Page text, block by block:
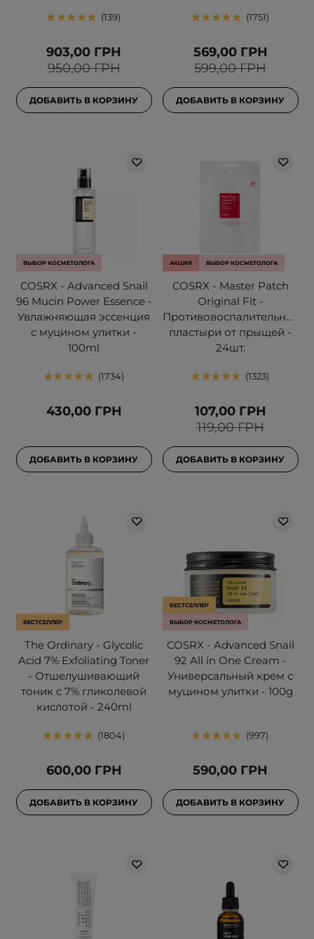
139
950,00 ГРН
903,00 ГРН
ДОБАВИТЬ В КОРЗИНУ
1751
599,00 ГРН
569,00 ГРН
ДОБАВИТЬ В КОРЗИНУ
ВЫБОР КОСМЕТОЛОГА
COSRX - Advanced Snail
96 Mucin Power Essence -
Увлажняющая эссенция
с муцином улитки -
100ml
1734
430,00 ГРН
ДОБАВИТЬ В КОРЗИНУ
АКЦИЯ ВЫБОР КОСМЕТОЛОГА
COSRX - Master Patch
Original Fit -
Противовоспалительные
пластыри от прыщей -
24шт.
1323
119,00 ГРН
107,00 ГРН
ДОБАВИТЬ В КОРЗИНУ
БЕСТСЕЛЛЕР
The Ordinary - Glycolic
Acid 7% Exfoliating Toner
- Отшелушивающий
тоник с 7% гликолевой
кислотой - 240ml
1804
600,00 ГРН
ДОБАВИТЬ В КОРЗИНУ
БЕСТСЕЛЛЕР
ВЫБОР КОСМЕТОЛОГА
COSRX - Advanced Snail
92 All in One Cream -
Универсальный крем с
муцином улитки - 100g
997
590,00 ГРН
ДОБАВИТЬ В КОРЗИНУ